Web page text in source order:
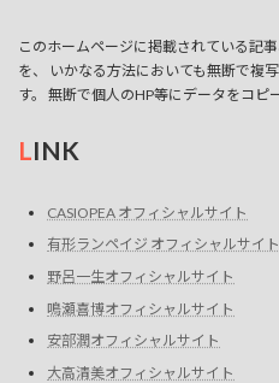
このホームページに掲載されている記
を、 いかなる方法においても無断で複
す。 無断で個人のHP等にデータをコピ
LINK
CASIOPEA オフィシャルサイト
有形ランペイジ オフィシャルサイト
野呂一生オフィシャルサイト
鳴瀬喜博オフィシャルサイト
安部潤オフィシャルサイト
大高清美オフィシャルサイト